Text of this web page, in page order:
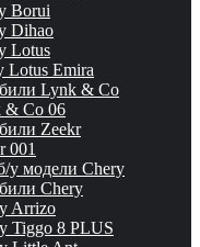
Borui
Dihao
Lotus
Lotus Emira
Lynk & Co
& Co 06
Zeekr
001
у модели Chery
Chery
Arrizo
Tiggo 8 PLUS